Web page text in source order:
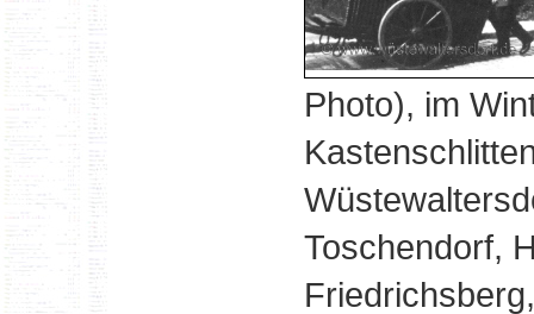
Photo), im
Toschendorf,